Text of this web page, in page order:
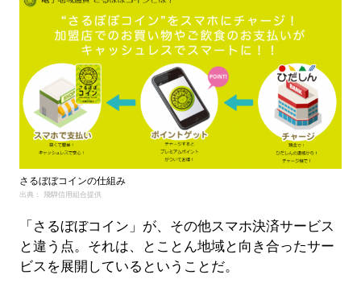
さるぼぼコインの仕組み
出典： 飛騨信用組合提供
「さるぼぼコイン」が、その他スマホ決済サービス
と違う点。それは、とことん地域と向き合ったサー
ビスを展開しているということだ。